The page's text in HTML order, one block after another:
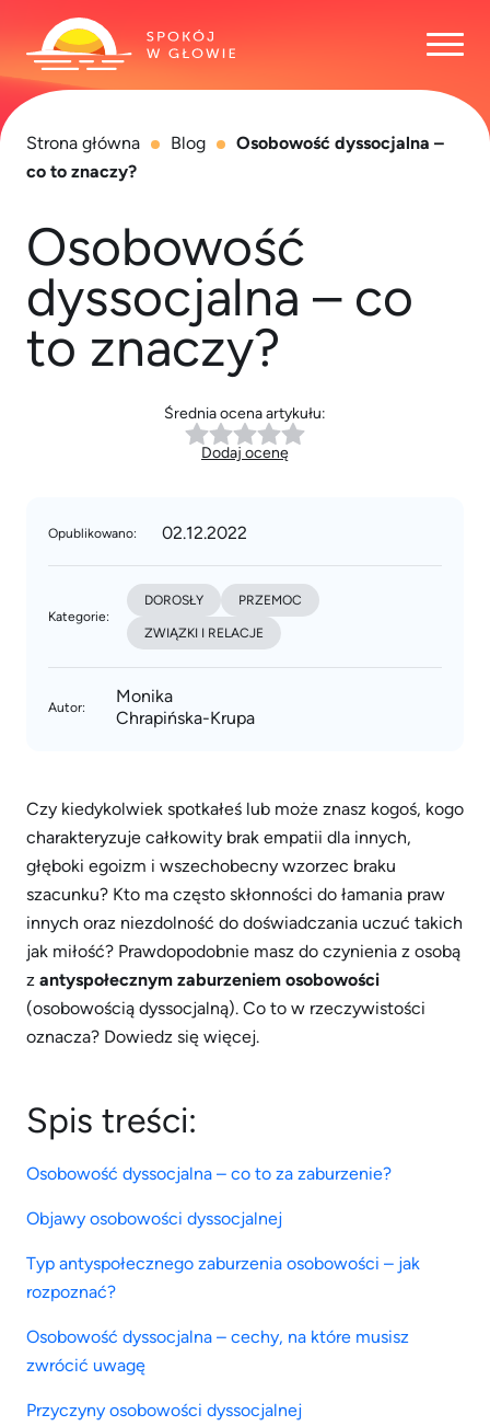
Strona główna Blog
Osobowość dyssocjalna –
co to znaczy?
Osobowość
dyssocjalna – co
to znaczy?
Średnia ocena artykułu:
Dodaj ocenę
Autor:
Monika
Chrapińska-Krupa
Opublikowano: 02.12.2022
Kategorie:
DOROSŁY PRZEMOC
ZWIĄZKI I RELACJE
Czy kiedykolwiek spotkałeś lub może znasz kogoś, kogo
charakteryzuje całkowity brak empatii dla innych,
głęboki egoizm i wszechobecny wzorzec braku
szacunku? Kto ma często skłonności do łamania praw
innych oraz niezdolność do doświadczania uczuć takich
jak miłość? Prawdopodobnie masz do czynienia z osobą
z antyspołecznym zaburzeniem osobowości
(osobowością dyssocjalną). Co to w rzeczywistości
oznacza? Dowiedz się więcej.
Spis treści:
Osobowość dyssocjalna – co to za zaburzenie?
Objawy osobowości dyssocjalnej
Typ antyspołecznego zaburzenia osobowości – jak
rozpoznać?
Osobowość dyssocjalna – cechy, na które musisz
zwrócić uwagę
Przyczyny osobowości dyssocjalnej